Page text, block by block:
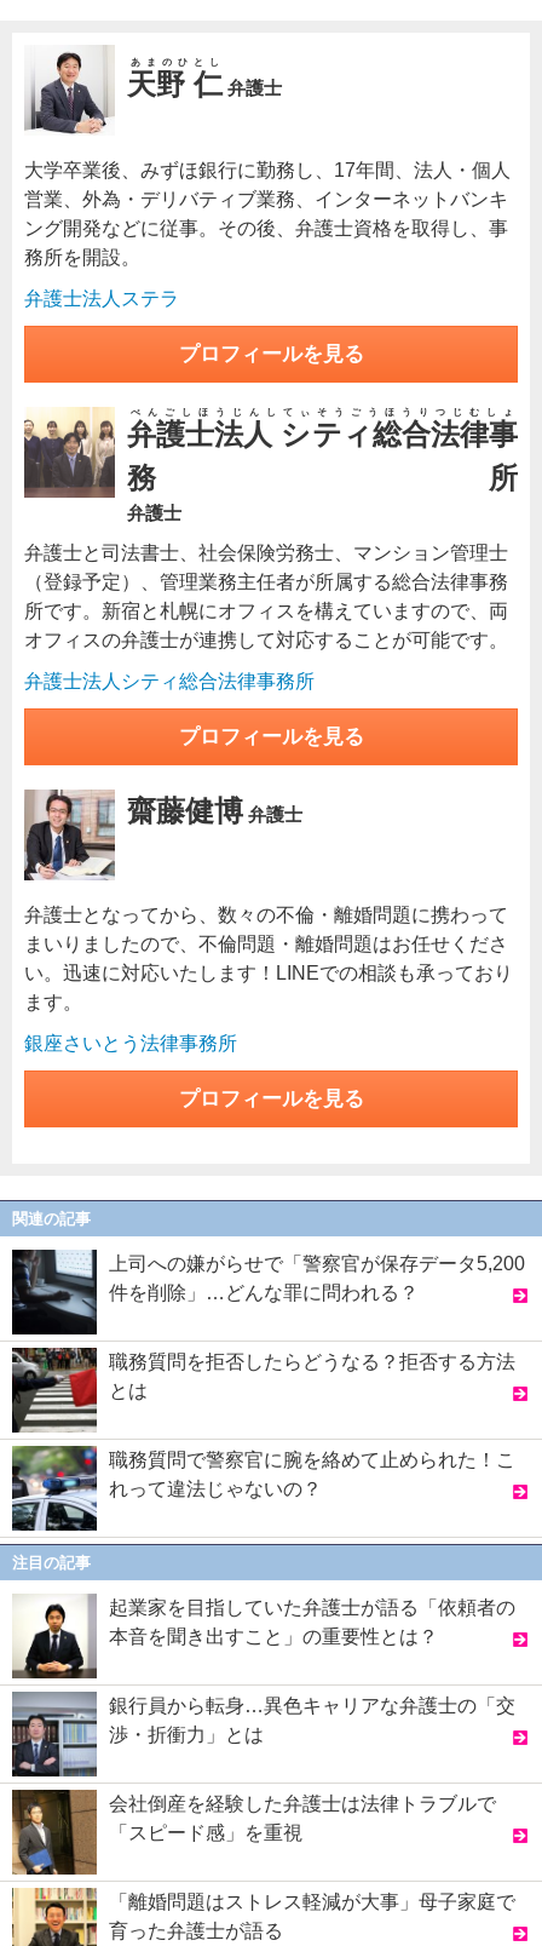
天野 仁
あまのひとし
弁護士
大学卒業後、みずほ銀行に勤務し、17年間、法人・個人
営業、外為・デリバティブ業務、インターネットバンキ
ング開発などに従事。その後、弁護士資格を取得し、事
務所を開設。
弁護士法人ステラ
プロフィールを見る
弁護士法人 シティ総合法律事
務所
べんごしほうじんしてぃそうごうほうりつじむしょ
弁護士
弁護士と司法書士、社会保険労務士、マンション管理士
（登録予定）、管理業務主任者が所属する総合法律事務
所です。新宿と札幌にオフィスを構えていますので、両
オフィスの弁護士が連携して対応することが可能です。
弁護士法人シティ総合法律事務所
プロフィールを見る
齋藤健博 弁護士
弁護士となってから、数々の不倫・離婚問題に携わって
まいりましたので、不倫問題・離婚問題はお任せくださ
い。迅速に対応いたします！LINEでの相談も承っており
ます。
銀座さいとう法律事務所
プロフィールを見る
関連の記事
上司への嫌がらせで「警察官が保存データ5,200
件を削除」…どんな罪に問われる？
職務質問を拒否したらどうなる？拒否する方法
とは
職務質問で警察官に腕を絡めて止められた！こ
れって違法じゃないの？
注目の記事
起業家を目指していた弁護士が語る「依頼者の
本音を聞き出すこと」の重要性とは？
銀行員から転身…異色キャリアな弁護士の「交
渉・折衝力」とは
会社倒産を経験した弁護士は法律トラブルで
「スピード感」を重視
「離婚問題はストレス軽減が大事」母子家庭で
育った弁護士が語る